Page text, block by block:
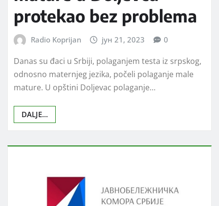
protekao bez problema
Radio Koprijan јун 21, 2023 0
Danas su đaci u Srbiji, polaganjem testa iz srpskog,
odnosno maternjeg jezika, počeli polaganje male
mature. U opštini Doljevac polaganje…
DALJE...